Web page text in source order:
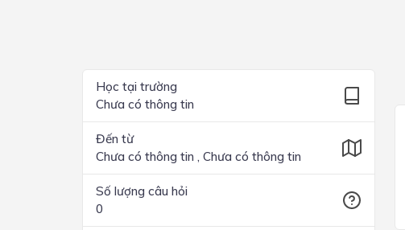
Lớp 2
Học tại trường
Chưa có thông tin
Đến từ
Chưa có thông tin , Chưa có thông tin
Số lượng câu hỏi
0